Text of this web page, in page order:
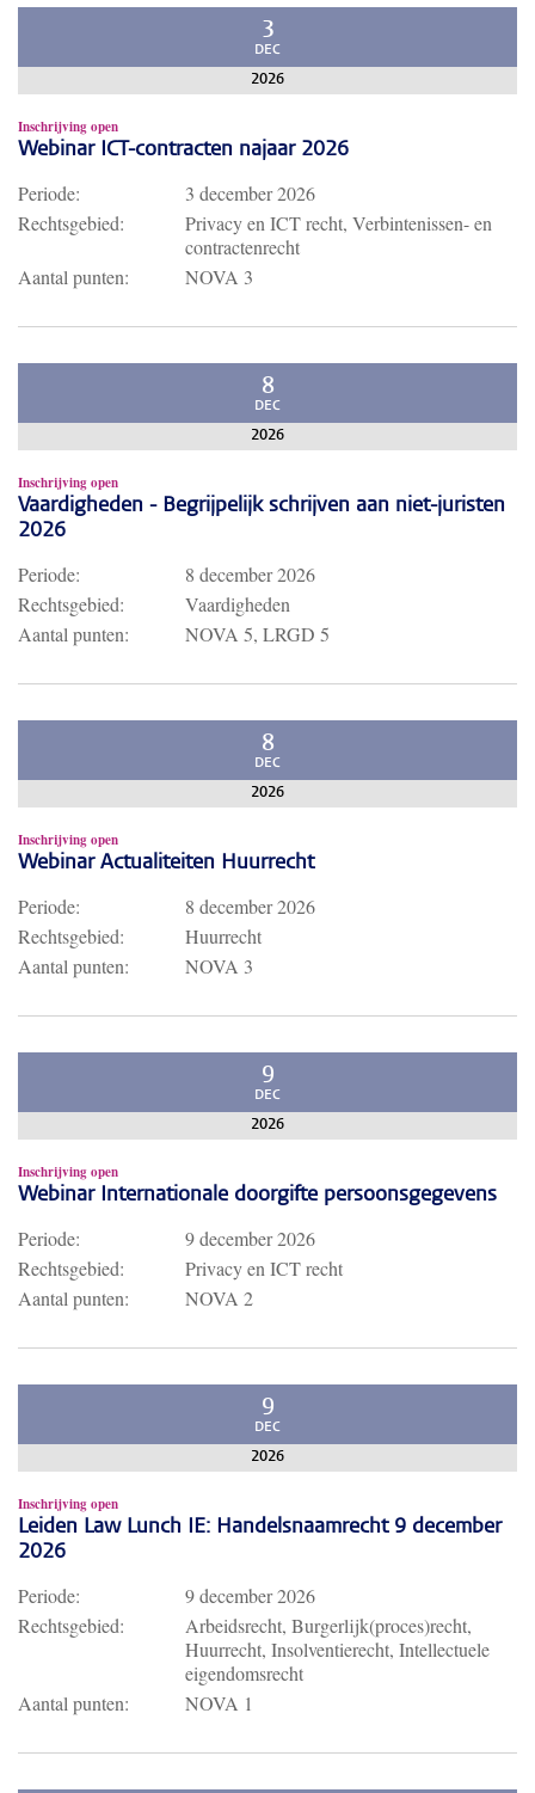
3
DEC
2026
Inschrijving open
Webinar ICT-contracten najaar 2026
Periode:
3 december 2026
Rechtsgebied:
Privacy en ICT recht, Verbintenissen- en
contractenrecht
Aantal punten:
NOVA 3
8
DEC
2026
Inschrijving open
Vaardigheden - Begrijpelijk schrijven aan niet-juristen
2026
Periode:
8 december 2026
Rechtsgebied:
Vaardigheden
Aantal punten:
NOVA 5, LRGD 5
8
DEC
2026
Inschrijving open
Webinar Actualiteiten Huurrecht
Periode:
8 december 2026
Rechtsgebied:
Huurrecht
Aantal punten:
NOVA 3
9
DEC
2026
Inschrijving open
Webinar Internationale doorgifte persoonsgegevens
Periode:
9 december 2026
Rechtsgebied:
Privacy en ICT recht
Aantal punten:
NOVA 2
9
DEC
2026
Inschrijving open
Leiden Law Lunch IE: Handelsnaamrecht 9 december
2026
Periode:
9 december 2026
Rechtsgebied:
Arbeidsrecht, Burgerlijk(proces)recht,
Huurrecht, Insolventierecht, Intellectuele
eigendomsrecht
Aantal punten:
NOVA 1